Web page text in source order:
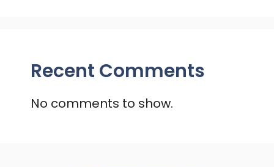
Recent Comments
No comments to show.